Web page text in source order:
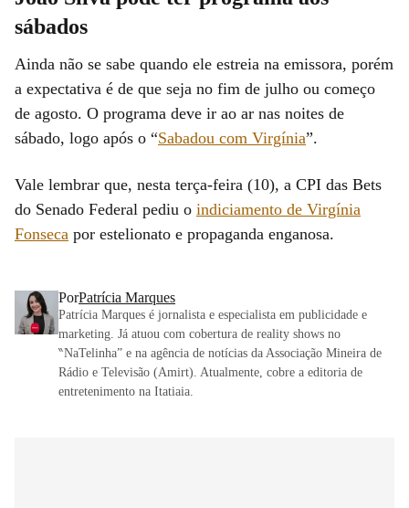
sábados
Ainda não se sabe quando ele estreia na emissora, porém
a expectativa é de que seja no fim de julho ou começo
de agosto. O programa deve ir ao ar nas noites de
sábado, logo após o “Sabadou com Virgínia”.
Vale lembrar que, nesta terça-feira (10), a CPI das Bets
do Senado Federal pediu o indiciamento de Virgínia
Fonseca por estelionato e propaganda enganosa.
PorPatrícia Marques
Patrícia Marques é jornalista e especialista em publicidade e
marketing. Já atuou com cobertura de reality shows no
‶NaTelinha” e na agência de notícias da Associação Mineira de
Rádio e Televisão (Amirt). Atualmente, cobre a editoria de
entretenimento na Itatiaia.